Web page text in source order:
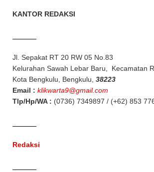
KANTOR REDAKSI
Jl. Sepakat RT 20 RW 05 No.83
Kelurahan Sawah Lebar Baru, Kecamatan
Kota Bengkulu, Bengkulu, 38223
Email : klikwarta9@gmail.com
Tlp/Hp/WA : (0736) 7349897 / (+62) 853
Redaksi